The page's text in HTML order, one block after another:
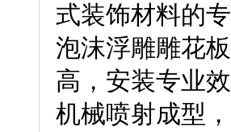
式装饰材料的
泡沫浮雕雕花
高，安装专业
机械喷射成型